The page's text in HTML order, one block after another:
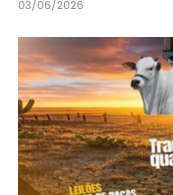
03/06/2026